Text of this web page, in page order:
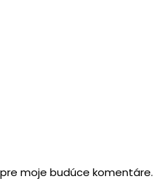
moje budúce komentáre.